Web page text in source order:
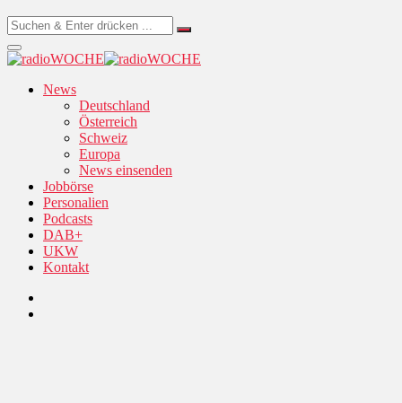
News
Deutschland
Österreich
Schweiz
Europa
News einsenden
Jobbörse
Personalien
Podcasts
DAB+
UKW
Kontakt